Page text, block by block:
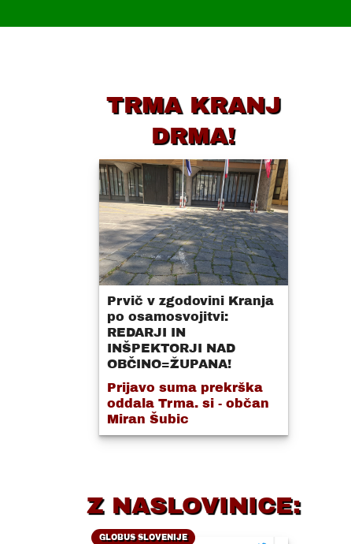
TRMA KRANJ
DRMA!
Prvič v zgodovini Kranja
po osamosvojitvi:
REDARJI IN
INŠPEKTORJI NAD
OBČINO=ŽUPANA!
Prijavo suma prekrška
oddala Trma. si - občan
Miran Šubic
Z NASLOVINICE:
GLOBUS SLOVENIJE